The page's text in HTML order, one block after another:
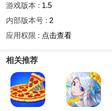
游戏版本 : 1.5
内部版本号 : 2
应用权限 : 点击查看
相关推荐